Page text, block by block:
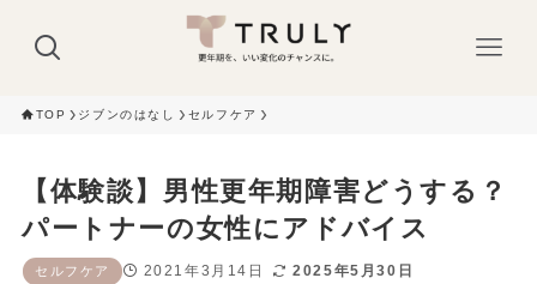
TOP ジブンのはなし セルフケア
【体験談】男性更年期障害どうする？
パートナーの女性にアドバイス
セルフケア 2021年3月14日
2025年5月30日